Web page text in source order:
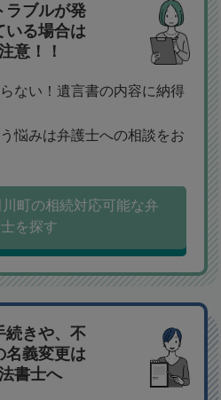
ラブルが発
いる場合は
意！！
ない！遺言書の内容に納得
悩みは弁護士への相談をお
町の相続対応可能な弁
を探す
続きや、不
名義変更は
書士へ